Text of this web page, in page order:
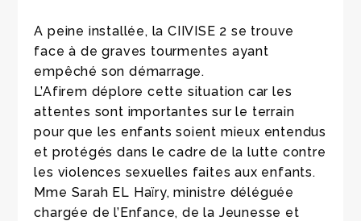
A peine installée, la CIIVISE 2 se trouve
face à de graves tourmentes ayant
empêché son démarrage.
L’Afirem déplore cette situation car les
attentes sont importantes sur le terrain
pour que les enfants soient mieux entendus
et protégés dans le cadre de la lutte contre
les violences sexuelles faites aux enfants.
Mme Sarah EL Haïry, ministre déléguée
chargée de l’Enfance, de la Jeunesse et